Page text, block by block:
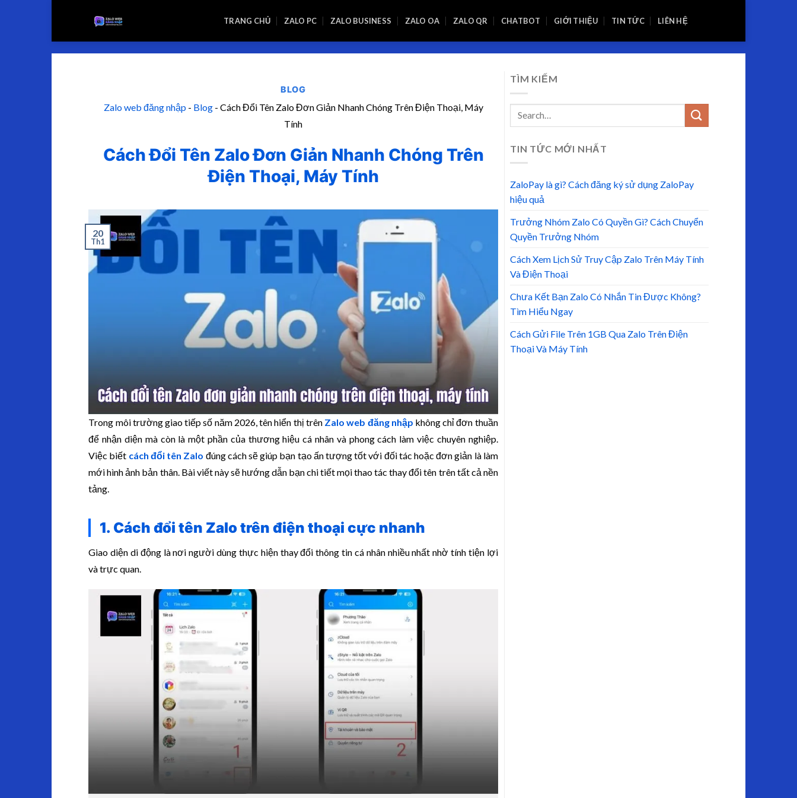
TRANG CHỦ ZALO PC ZALO BUSINESS ZALO OA ZALO QR CHATBOT GIỚI THIỆU TIN TỨC LIÊN HỆ
BLOG
Zalo web đăng nhập- Blog- Cách Đổi Tên Zalo Đơn Giản Nhanh Chóng Trên Điện Thoại, Máy
Tính
Cách Đổi Tên Zalo Đơn Giản Nhanh Chóng Trên
Điện Thoại, Máy Tính
20
Th1
Trong môi trường giao tiếp số năm 2026, tên hiển thị trên Zalo web đăng nhập không chỉ đơn thuần
để nhận diện mà còn là một phần của thương hiệu cá nhân và phong cách làm việc chuyên nghiệp.
Việc biết cách đổi tên Zalo đúng cách sẽ giúp bạn tạo ấn tượng tốt với đối tác hoặc đơn giản là làm
mới hình ảnh bản thân. Bài viết này sẽ hướng dẫn bạn chi tiết mọi thao tác thay đổi tên trên tất cả nền
tảng.
1. Cách đổi tên Zalo trên điện thoại cực nhanh
Giao diện di động là nơi người dùng thực hiện thay đổi thông tin cá nhân nhiều nhất nhờ tính tiện lợi
và trực quan.
TÌM KIẾM
TIN TỨC MỚI NHẤT
ZaloPay là gì? Cách đăng ký sử dụng ZaloPay
hiệu quả
Trưởng Nhóm Zalo Có Quyền Gì? Cách Chuyển
Quyền Trưởng Nhóm
Cách Xem Lịch Sử Truy Cập Zalo Trên Máy Tính
Và Điện Thoại
Chưa Kết Bạn Zalo Có Nhắn Tin Được Không?
Tìm Hiểu Ngay
Cách Gửi File Trên 1GB Qua Zalo Trên Điện
Thoại Và Máy Tính